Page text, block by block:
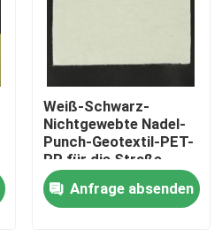
Weiß-Schwarz-
Nichtgewebte Nadel-
Punch-Geotextil-PET-
PP für die Straße-
Hochstraße-
Eisenbahn
Anfrage absenden